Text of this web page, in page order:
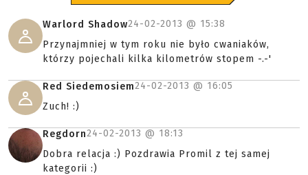
Warlord Shadow24-02-2013 @ 15:38
Przynajmniej w tym roku nie było cwaniaków,
którzy pojechali kilka kilometrów stopem -.-'
Red Siedemosiem24-02-2013 @ 16:05
Zuch! :)
Regdorn24-02-2013 @ 18:13
Dobra relacja :) Pozdrawia Promil z tej samej
kategorii :)